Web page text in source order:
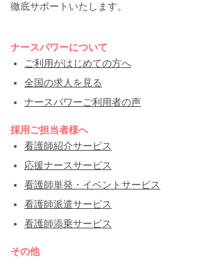
徹底サポートいたします。
ナースパワーについて
ご利用がはじめての方へ
全国の求人を見る
ナースパワーご利用者の声
採用ご担当者様へ
看護師紹介サービス
応援ナースサービス
看護師単発・イベントサービス
看護師派遣サービス
看護師添乗サービス
その他